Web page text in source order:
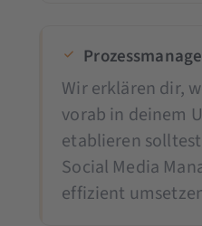
Wir erklären dir,
vorab in deinem
etablieren
Social Media
effizient